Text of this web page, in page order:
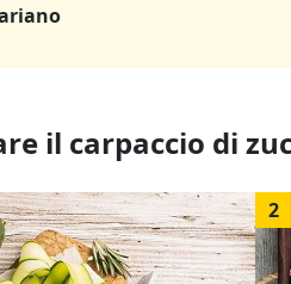
il carpaccio di
2